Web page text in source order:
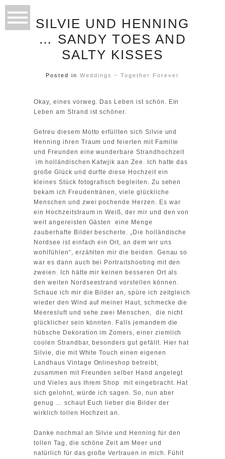
SILVIE UND HENNING
… SANDY TOES AND
SALTY KISSES
Posted in Weddings ~ Together Forever
Okay, eines vorweg. Das Leben ist schön. Ein
Leben am Strand ist schöner.
Getreu diesem Motto erfüllten sich Silvie und
Henning ihren Traum und feierten mit Familie
und Freunden eine wunderbare Strandhochzeit
im holländischen Katwjik aan Zee. Ich hatte das
große Glück und durfte diese Hochzeit ein
kleines Stück fotografisch begleiten. Zu sehen
bekam ich Freudentränen, viele glückliche
Menschen und zwei pochende Herzen. Es war
ein Hochzeitstraum in Weiß, der mir und den von
weit angereisten Gästen eine Menge
zauberhafte Bilder bescherte. „Die holländische
Nordsee ist einfach ein Ort, an dem wir uns
wohlfühlen“, erzählten mir die beiden. Genau so
war es dann auch bei Portraitshooting mit den
zweien. Ich hätte mir keinen besseren Ort als
den weiten Nordseestrand vorstellen können.
Schaue ich mir die Bilder an, spüre ich zeitgleich
wieder den Wind auf meiner Haut, schmecke die
Meeresluft und sehe zwei Menschen, die nicht
glücklicher sein könnten. Falls jemandem die
hübsche Dekoration im Zomers, einer ziemlich
coolen Strandbar, besonders gut gefällt. Hier hat
Silvie, die mit White Touch einen eigenen
Landhaus Vintage Onlineshop betreibt,
zusammen mit Freunden selber Hand angelegt
und Vieles aus Ihrem Shop mit eingebracht. Hat
sich gelohnt, würde ich sagen. So, nun aber
genug … schaut Euch lieber die Bilder der
wirklich tollen Hochzeit an.
Danke nochmal an Silvie und Henning für den
tollen Tag, die schöne Zeit am Meer und
natürlich für das große Vertrauen in mich. Fühlt